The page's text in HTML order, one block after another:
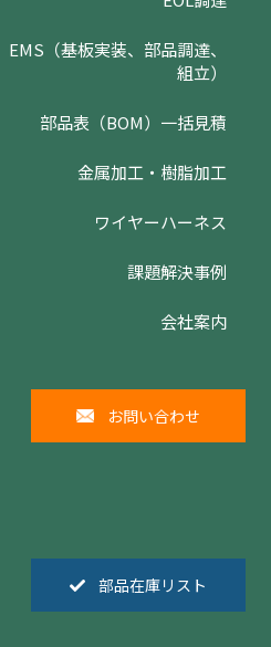
EMS（基板実装、部品調達、
組立）
部品表（BOM）一括見積
金属加工・樹脂加工
ワイヤーハーネス
課題解決事例
会社案内
お問い合わせ
部品在庫リスト